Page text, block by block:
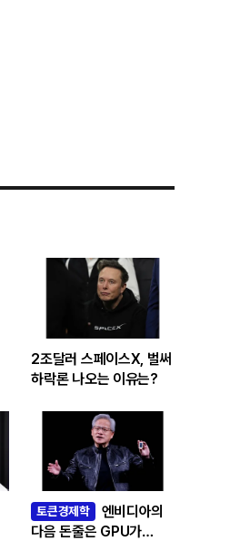
2조달러 스페이스X, 벌써
하락론 나오는 이유는?
토큰경제학
엔비디아의
다음 돈줄은 GPU가